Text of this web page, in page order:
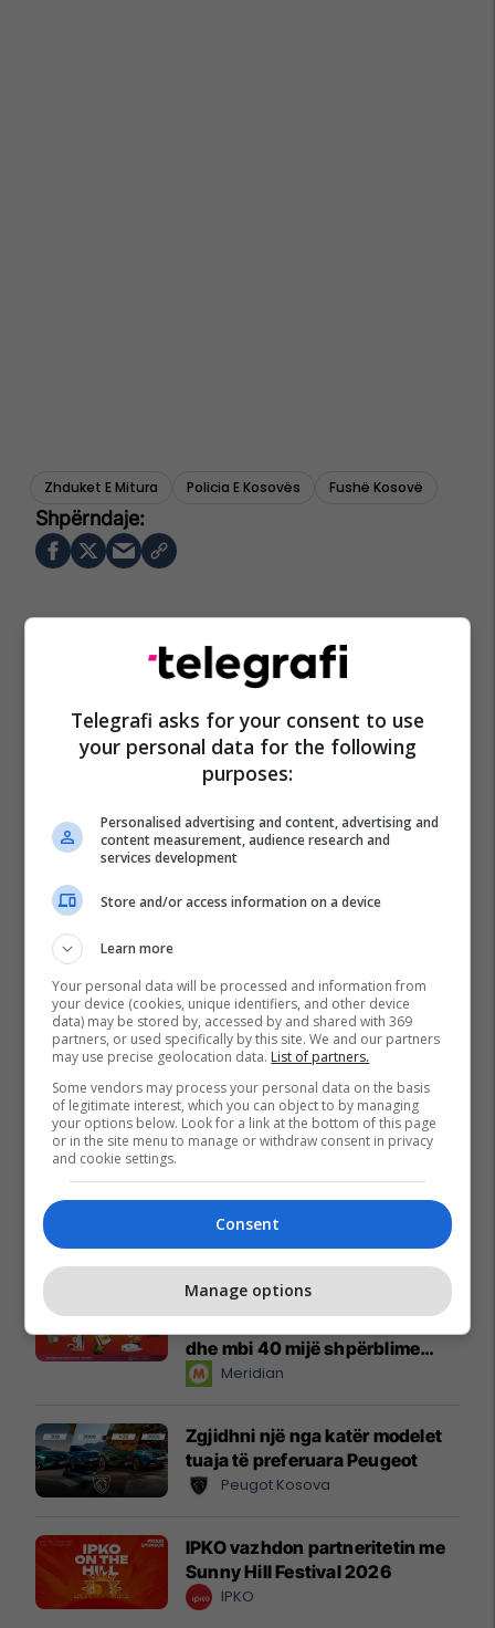
Zhduket E Mitura Policia E Kosovës Fushë Kosovë
Reklamo këtu
Këtë herë me kartelë
gërvishtëse plotësisht digjitale
dhe mbi 40 mijë shpërblime
instant!Meridian
Zgjidhni një nga katër modelet
tuaja të preferuara Peugeot
Peugot Kosova
IPKO vazhdon partneritetin me
Sunny Hill Festival 2026
IPKO
Telegrafi asks for your consent to use
your personal data for the following
purposes:
Personalised advertising and content, advertising and
content measurement, audience research and
services development
Store and/or access information on a device
Learn more
Your personal data will be processed and information from
your device (cookies, unique identifiers, and other device
data) may be stored by, accessed by and shared with 369
partners, or used specifically by this site. We and our partners
may use precise geolocation data. List of partners.
Some vendors may process your personal data on the basis
of legitimate interest, which you can object to by managing
your options below. Look for a link at the bottom of this page
or in the site menu to manage or withdraw consent in privacy
and cookie settings.
Consent
Manage options